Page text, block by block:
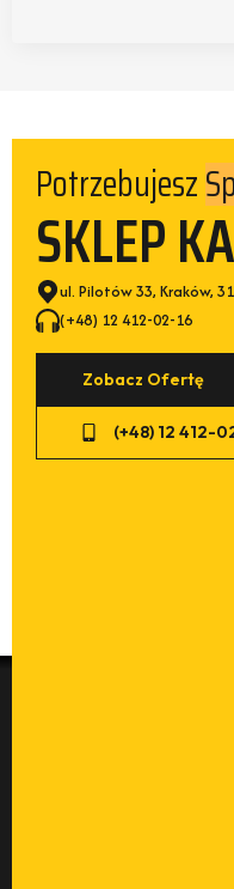
Potrzebujesz
SKLEP
ul. Pilotów 33, Kraków,
(+48) 12 412-02-16
Zobacz Ofertę
(+48) 12 412-